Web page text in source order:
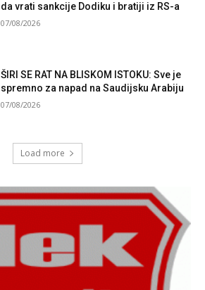
da vrati sankcije Dodiku i bratiji iz RS-a
07/08/2026
ŠIRI SE RAT NA BLISKOM ISTOKU: Sve je
spremno za napad na Saudijsku Arabiju
07/08/2026
Load more